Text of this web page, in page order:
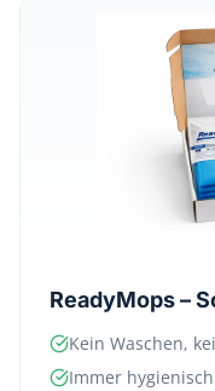
ReadyMops –
Kein Waschen,
Immer